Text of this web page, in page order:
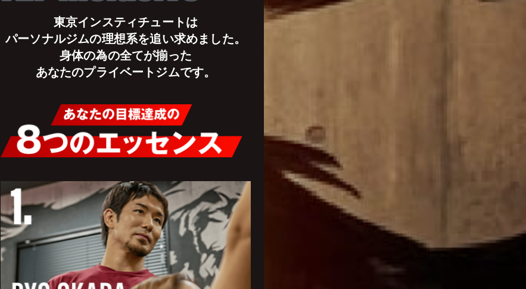
東京インスティチュートは
パーソナルジムの理想系を追い求めました。
身体の為の全てが揃った
あなたのプライベートジムです。